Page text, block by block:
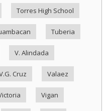
Torres High School
Tuberia
V. Alindada
Cruz Valaez
Vigan